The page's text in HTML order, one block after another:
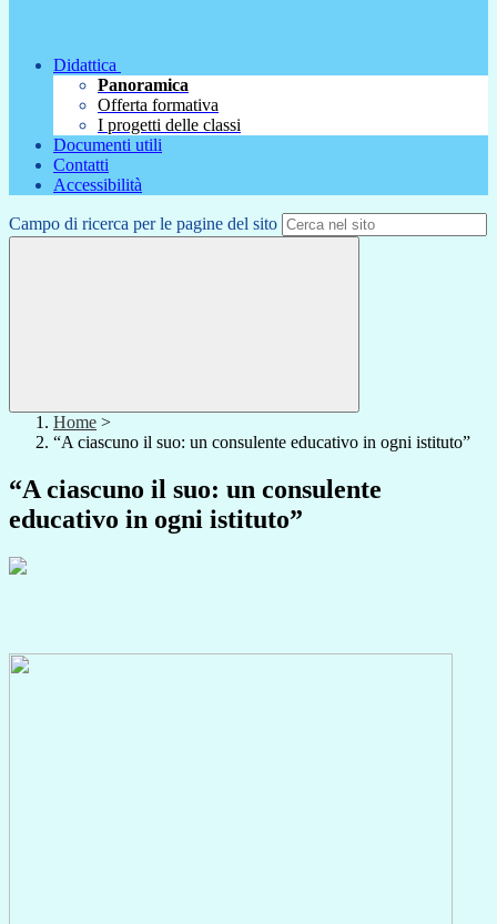
Didattica
Panoramica
Offerta formativa
I progetti delle classi
Documenti utili
Contatti
Accessibilità
Campo di ricerca per le pagine del sito
Home >
“A ciascuno il suo: un consulente educativo in ogni istituto”
“A ciascuno il suo: un consulente
educativo in ogni istituto”